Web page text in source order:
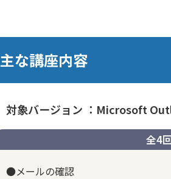
主な講座内容
対象バージョン ：Microsoft
全4
●メールの確認